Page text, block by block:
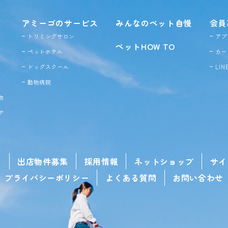
アミーゴのサービス
トリミングサロン
ペットホテル
ドッグスクール
動物病院
みんなのペット自慢
ペットHOW TO
会
ア
カ
出店物件募集 採用情報 ネットショップ
サ
プライバシーポリシー
よくある質問 お問い合わせ